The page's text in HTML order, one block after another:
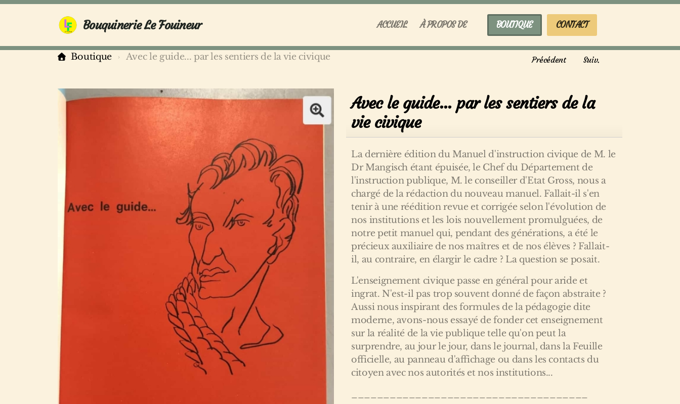
Bouquinerie Le Fouineur ACCUEIL À PROPOS DE BOUTIQUE CONTACT
Précédent Suiv.
Boutique Avec le guide... par les sentiers de la vie civique
Avec le guide... par les sentiers de la
vie civique
La dernière édition du Manuel d'instruction civique de M. le
Dr Mangisch étant épuisée, le Chef du Département de
l'instruction publique, M. le conseiller d'Etat Gross, nous a
chargé de la rédaction du nouveau manuel. Fallait-il s'en
tenir à une réédition revue et corrigée selon l'évolution de
nos institutions et les lois nouvellement promulguées, de
notre petit manuel qui, pendant des générations, a été le
précieux auxiliaire de nos maîtres et de nos élèves ? Fallait-
il, au contraire, en élargir le cadre ? La question se posait.
L'enseignement civique passe en général pour aride et
ingrat. N'est-il pas trop souvent donné de façon abstraite ?
Aussi nous inspirant des formules de la pédagogie dite
moderne, avons-nous essayé de fonder cet enseignement
sur la réalité de la vie publique telle qu'on peut la
surprendre, au jour le jour, dans le journal, dans la Feuille
officielle, au panneau d'affichage ou dans les contacts du
citoyen avec nos autorités et nos institutions...